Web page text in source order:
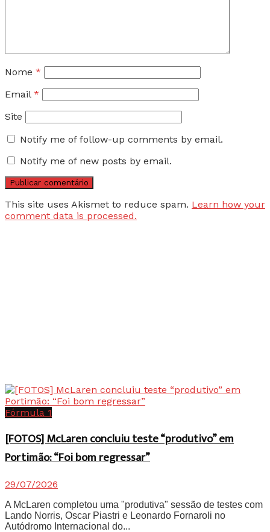
Nome *
Email *
Site
Notify me of follow-up comments by email.
Notify me of new posts by email.
This site uses Akismet to reduce spam. Learn how your
comment data is processed.
Fórmula 1
[FOTOS] McLaren concluiu teste “produtivo” em
Portimão: “Foi bom regressar”
29/07/2026
A McLaren completou uma "produtiva" sessão de testes com
Lando Norris, Oscar Piastri e Leonardo Fornaroli no
Autódromo Internacional do...